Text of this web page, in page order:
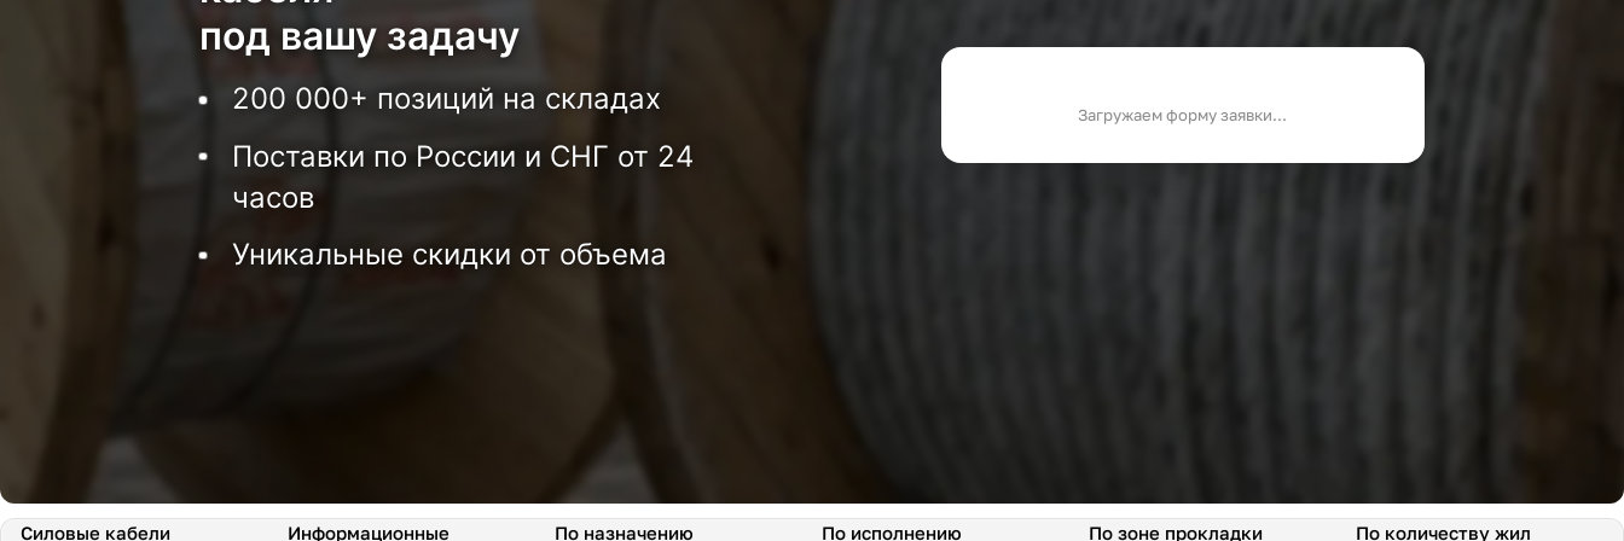
под вашу задачу
200 000+ позиций на складах
Поставки по России и СНГ от 24
часов
Уникальные скидки от объема
Загружаем форму заявки...
Силовые кабели Информационные По назначению По исполнению По зоне прокладки По количеству жил